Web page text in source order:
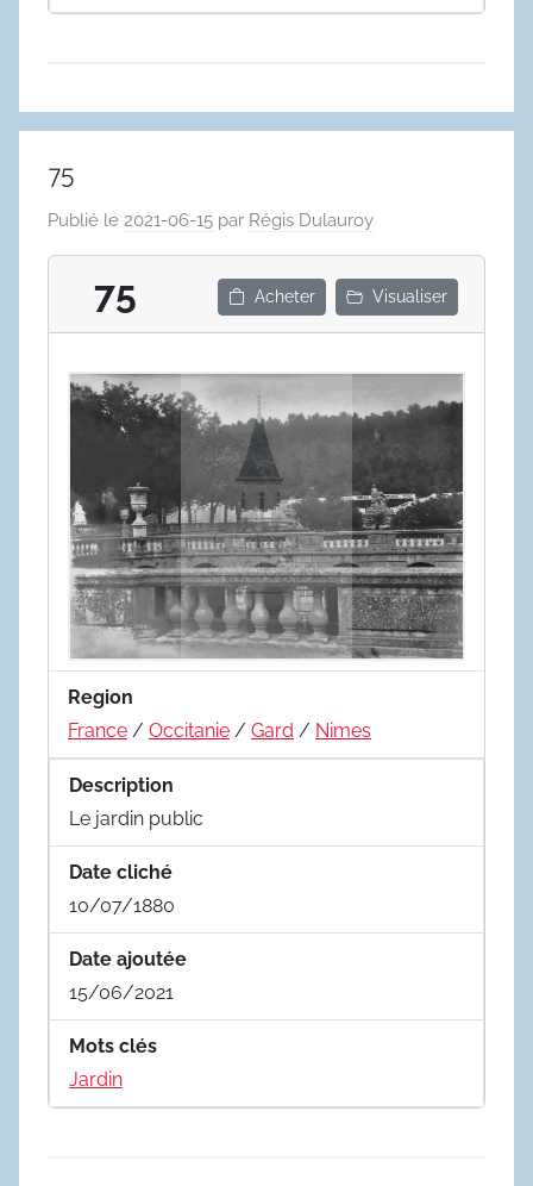
75
Publié le 2021-06-15 par Régis Dulauroy
75 Acheter Visualiser
Region
France / Occitanie / Gard / Nimes
Description
Le jardin public
Date cliché
10/07/1880
Date ajoutée
15/06/2021
Mots clés
Jardin